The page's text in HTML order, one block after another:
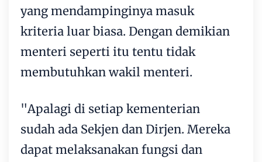
yang mendampinginya masuk
kriteria luar biasa. Dengan demikian
menteri seperti itu tentu tidak
membutuhkan wakil menteri.
"Apalagi di setiap kementerian
sudah ada Sekjen dan Dirjen. Mereka
dapat melaksanakan fungsi dan